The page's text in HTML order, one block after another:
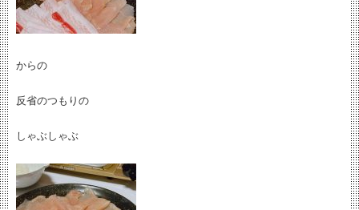
からの
反省のつもりの
しゃぶしゃぶ